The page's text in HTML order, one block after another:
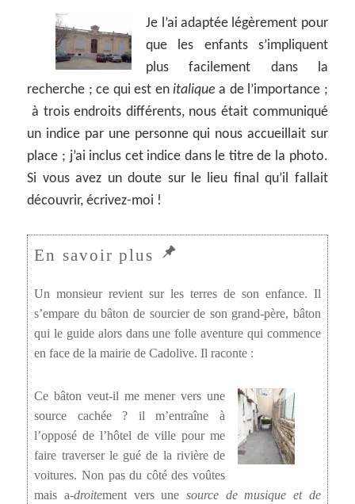
Je l’ai adaptée légèrement pour
que les enfants s’impliquent
plus facilement dans la
recherche ; ce qui est enitalique a de l’importance ;
à trois endroits différents, nous était communiqué
un indice par une personne qui nous accueillait sur
place ; j’ai inclus cet indice dans le titre de la photo.
Si vous avez un doute sur le lieu final qu’il fallait
découvrir, écrivez-moi !
Un monsieur revient sur les terres de son enfance. Il
s’empare du bâton de sourcier de son grand-père, bâton
qui le guide alors dans une folle aventure qui commence
en face de la mairie de Cadolive. Il raconte :
Ce bâton veut-il me mener vers une
source cachée ? il m’entraîne à
l’opposé de l’hôtel de ville pour me
faire traverser le gué de la rivière de
voitures. Non pas du côté des voûtes
mais a-droitement vers unesource de musique et de